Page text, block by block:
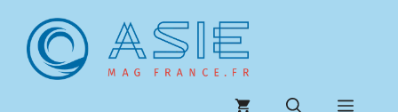
contenu
Menu